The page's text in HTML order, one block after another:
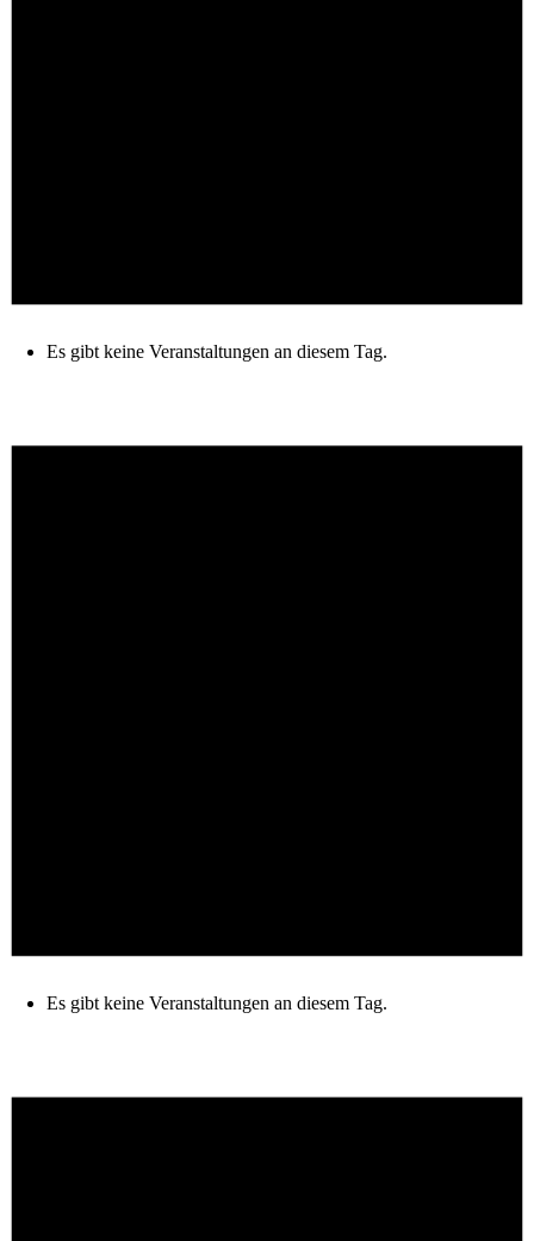
Es gibt keine Veranstaltungen an diesem Tag.
Es gibt keine Veranstaltungen an diesem Tag.